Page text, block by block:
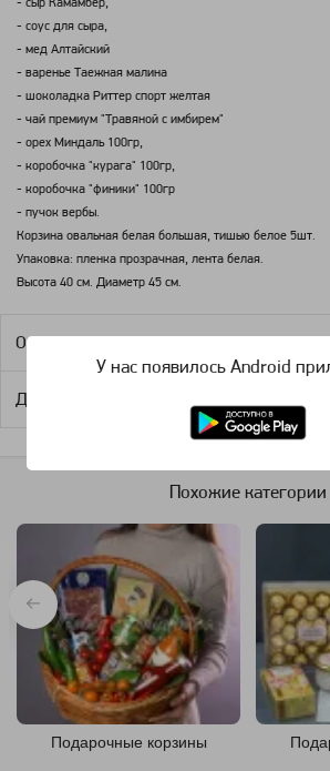
- сыр Камамбер,
- соус для сыра,
- мед Алтайский
- варенье Таежная малина
- шоколадка Риттер спорт желтая
- чай премиум "Травяной с имбирем"
- орех Миндаль 100гр,
- коробочка "курага" 100гр,
- коробочка "финики" 100гр
- пучок вербы.
Корзина овальная белая большая, тишью белое 5шт.
Упаковка: пленка прозрачная, лента белая.
Высота 40 см. Диаметр 45 см.
Оплата
Доставка
Похожие категории
Подарочные корзины
У нас появилось Android